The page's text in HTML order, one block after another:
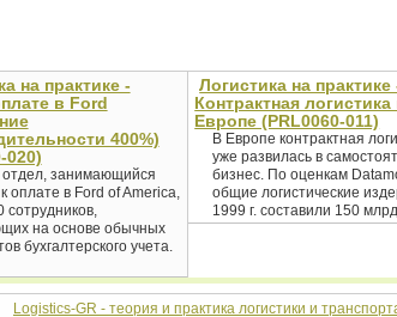
на практике -
в Ford
400%)
020)
отдел, занимающийся
оплате в Ford of America,
сотрудников,
на основе обычных
бухгалтерского учета.
Логистика на практике
Контрактная логистика
Европе (PRL0060-011)
В Европе контрактная
уже развилась в
бизнес. По оценкам
общие логистические
1999 г. составили 150
Logistics-GR - теория и практика логистики и